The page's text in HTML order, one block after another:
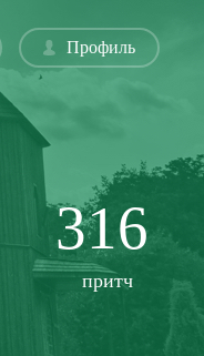
Профиль
316
притч